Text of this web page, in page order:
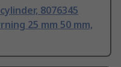
8076345
25 mm 50 mm,